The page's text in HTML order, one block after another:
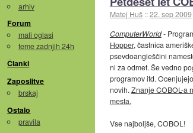
arhiv
Forum
mali oglasi
teme zadnjih 24h
Članki
Zaposlitve
brskaj
Ostalo
pravila
Matej Huš ::22. sep 2009
ComputerWorld-
Hopper, častnica
psevdoangleščini
ni za odmet. Še vedno
programov itd.
novih. Znanje COBOL-a
mesta.
Vse najboljše, COBOL!